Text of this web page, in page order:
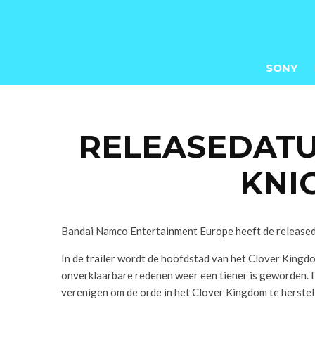
SONY
Bandai Namco Entertainment Europe heeft de
In de trailer wordt de hoofdstad van het Clover
onverklaarbare redenen weer een tiener is
verenigen om de orde in het Clover Kingdom te